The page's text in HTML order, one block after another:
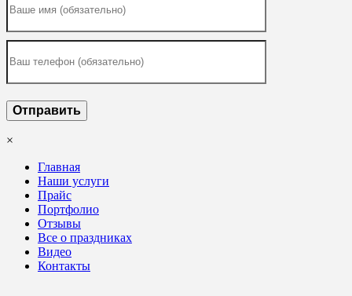
×
Главная
Наши услуги
Прайс
Портфолио
Отзывы
Все о праздниках
Видео
Контакты